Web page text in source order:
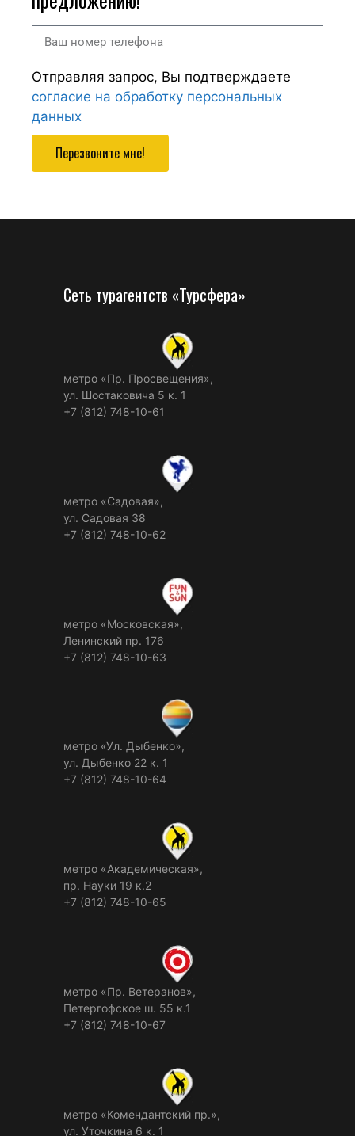
Отправляя запрос, Вы подтверждаете
согласие на обработку персональных
данных
Перезвоните мне!
Сеть турагентств «Турсфера»
метро «Пр. Просвещения»,
ул. Шостаковича 5 к. 1
+7 (812) 748-10-61
метро «Садовая»,
ул. Садовая 38
+7 (812) 748-10-62
метро «Московская»,
Ленинский пр. 176
+7 (812) 748-10-63
метро «Ул. Дыбенко»,
ул. Дыбенко 22 к. 1
+7 (812) 748-10-64
метро «Академическая»,
пр. Науки 19 к.2
+7 (812) 748-10-65
метро «Пр. Ветеранов»,
Петергофское ш. 55 к.1
+7 (812) 748-10-67
метро «Комендантский пр.»,
ул. Уточкина 6 к. 1